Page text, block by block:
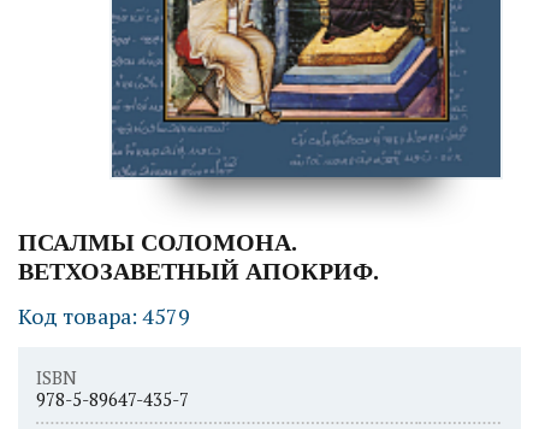
ПСАЛМЫ СОЛОМОНА.
ВЕТХОЗАВЕТНЫЙ АПОКРИФ.
Код товара: 4579
ISBN
978-5-89647-435-7